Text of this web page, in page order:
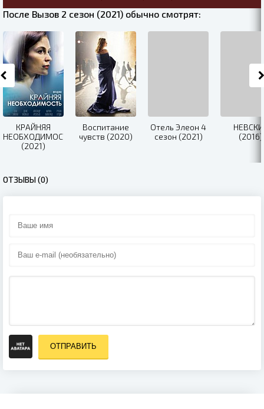
После Вызов 2 сезон (2021) обычно смотрят:
КРАЙНЯЯ
НЕОБХОДИМОСТЬ
(2021)
Воспитание
чувств (2020)
Отель Элеон 4
сезон (2021)
(2016)
ОТЗЫВЫ (0)
ОТПРАВИТЬ